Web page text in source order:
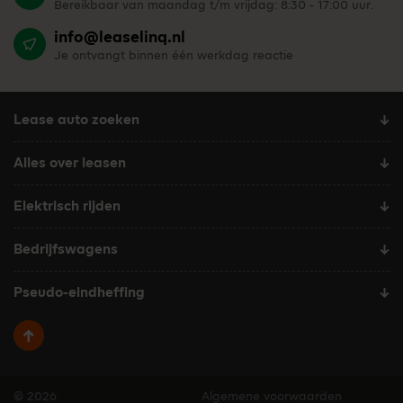
Bereikbaar van maandag t/m vrijdag: 8:30 - 17:00 uur.
info@leaselinq.nl
Je ontvangt binnen één werkdag reactie
Lease auto zoeken
Alles over leasen
Elektrisch rijden
Bedrijfswagens
Pseudo-eindheffing
Terug naar boven
© 2026 Algemene voorwaarden